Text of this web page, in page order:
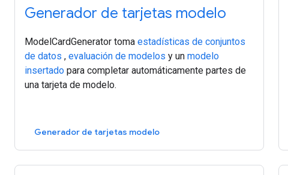
Generador de tarjetas modelo
ModelCardGenerator toma estadísticas de conjuntos
de datos , evaluación de modelos y un modelo
insertado para completar automáticamente partes de
una tarjeta de modelo.
Generador de tarjetas modelo